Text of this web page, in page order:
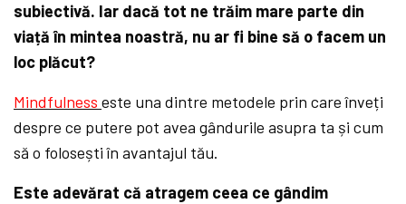
subiectivă. Iar dacă tot ne trăim mare parte din
viață în mintea noastră, nu ar fi bine să o facem un
loc plăcut?
Mindfulness este una dintre metodele prin care înveți
despre ce putere pot avea gândurile asupra ta și cum
să o folosești în avantajul tău.
Este adevărat că atragem ceea ce gândim